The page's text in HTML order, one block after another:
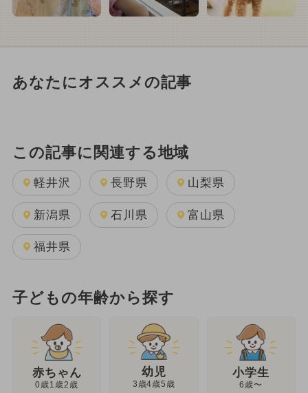
あなたにオススメの記事
この記事に関連する地域
軽井沢 長野県 山梨県
新潟県 石川県 富山県
福井県
子どもの年齢から探す
赤ちゃん
0歳1歳2歳
幼児
3歳4歳5歳
小学生
6歳〜